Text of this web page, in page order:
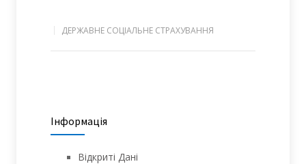
ДЕРЖАВНЕ СОЦІАЛЬНЕ СТРАХУВАННЯ
Інформація
Відкриті Дані